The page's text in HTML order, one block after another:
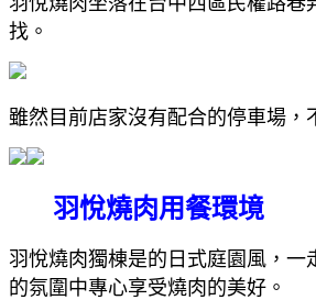
找。
雖然目前店家沒有配合的停車場，
羽悅燒肉用餐環境
羽悅燒肉獨棟是的日式庭園風，
的氛圍中專心享受燒肉的美好。